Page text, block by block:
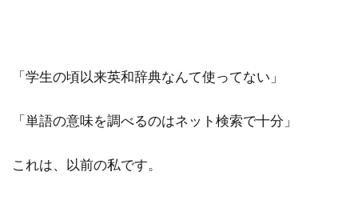
「学生の頃以来英和辞典なんて使ってない」
「単語の意味を調べるのはネット検索で十分」
これは、以前の私です。